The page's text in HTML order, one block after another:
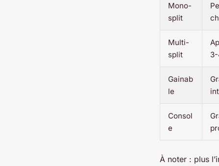
Mono-
split
Multi-
split
Gainab
le
Consol
e
À noter : plus